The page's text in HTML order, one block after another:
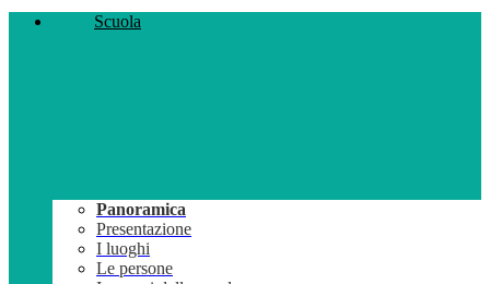
Scuola
Panoramica
Presentazione
I luoghi
Le persone